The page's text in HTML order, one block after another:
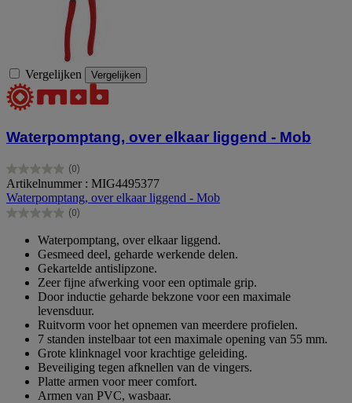
Vergelijken Vergelijken
Waterpomptang, over elkaar liggend - Mob
(0)
0.0
van
de
5
Artikelnummer : MIG4495377
Waterpomptang, over elkaar liggend - Mob
(0)
0.0
sterren.
Waterpomptang, over elkaar liggend.
Gesmeed deel, geharde werkende delen.
Gekartelde antislipzone.
Zeer fijne afwerking voor een optimale grip.
Door inductie geharde bekzone voor een maximale
levensduur.
Ruitvorm voor het opnemen van meerdere profielen.
7 standen instelbaar tot een maximale opening van 55 mm.
Grote klinknagel voor krachtige geleiding.
Beveiliging tegen afknellen van de vingers.
Platte armen voor meer comfort.
Armen van PVC, wasbaar.